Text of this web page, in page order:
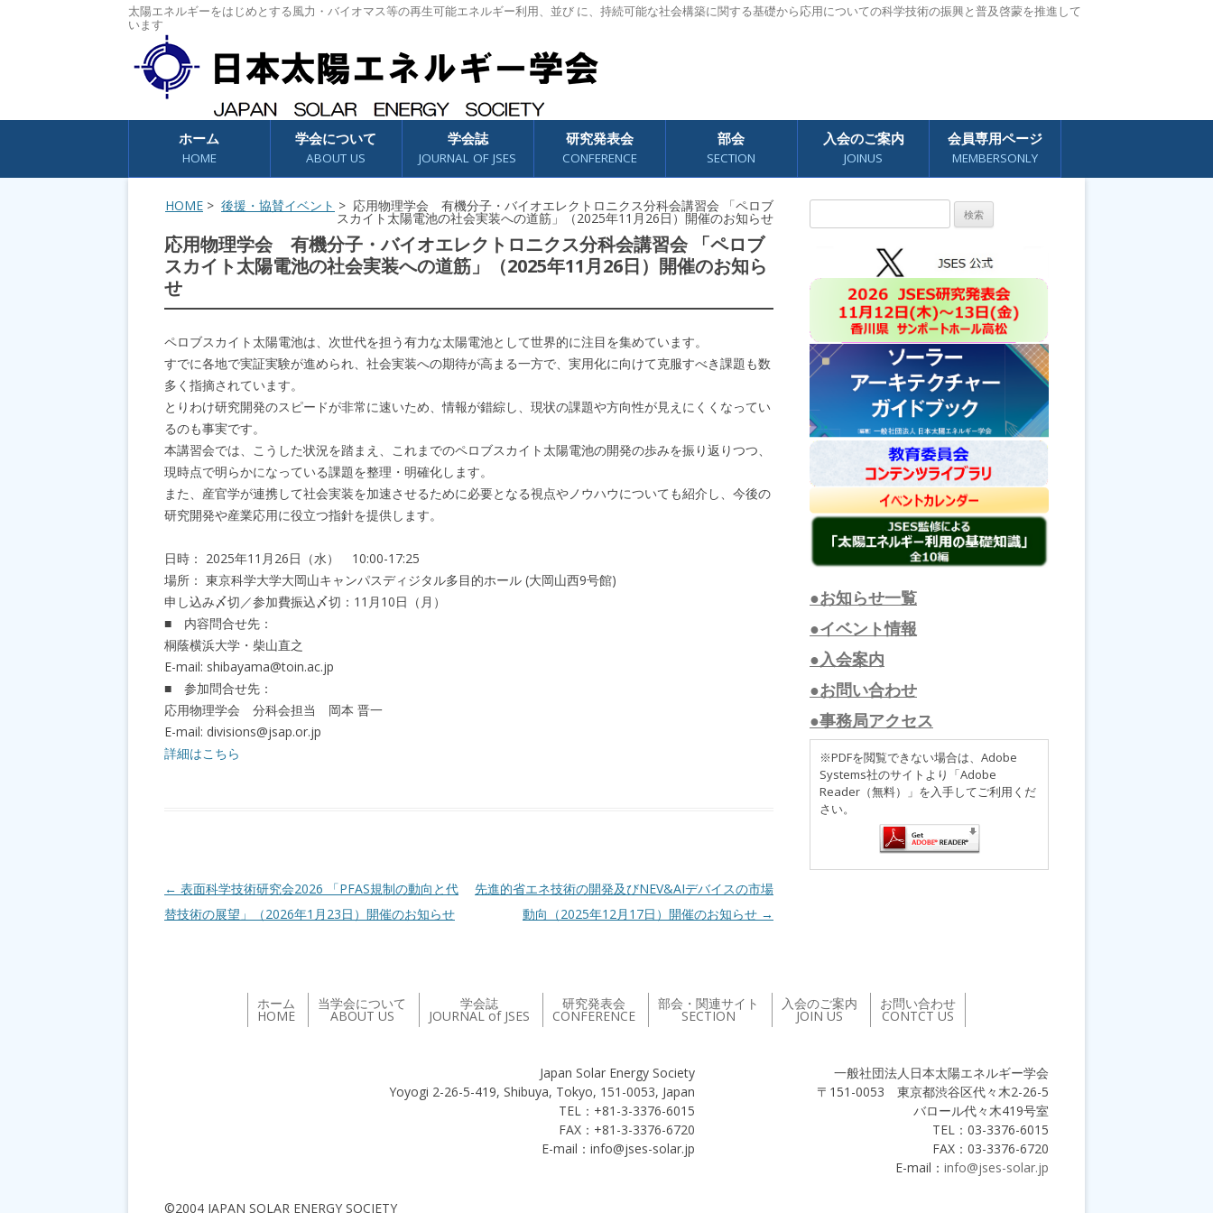
太陽エネルギーをはじめとする風力・バイオマス等の再生可能エネルギー利用、並び に、持続可能な社会構築に関する基礎から応用についての科学技術の振興と普及啓蒙を推進して
います
コンテンツへスキップ
ホーム
HOME
学会について
ABOUT US
学会誌
JOURNAL OF JSES
研究発表会
CONFERENCE
部会
SECTION
入会のご案内
JOINUS
会員専用ページ
MEMBERSONLY
HOME > 後援・協賛イベント > 応用物理学会 有機分子・バイオエレクトロニクス分科会講習会 「ペロブ
スカイト太陽電池の社会実装への道筋」（2025年11月26日）開催のお知らせ
応用物理学会 有機分子・バイオエレクトロニクス分科会講習会 「ペロブ
スカイト太陽電池の社会実装への道筋」（2025年11月26日）開催のお知ら
せ
ペロブスカイト太陽電池は、次世代を担う有力な太陽電池として世界的に注目を集めています。
すでに各地で実証実験が進められ、社会実装への期待が高まる一方で、実用化に向けて克服すべき課題も数
多く指摘されています。
とりわけ研究開発のスピードが非常に速いため、情報が錯綜し、現状の課題や方向性が見えにくくなってい
るのも事実です。
本講習会では、こうした状況を踏まえ、これまでのペロブスカイト太陽電池の開発の歩みを振り返りつつ、
現時点で明らかになっている課題を整理・明確化します。
また、産官学が連携して社会実装を加速させるために必要となる視点やノウハウについても紹介し、今後の
研究開発や産業応用に役立つ指針を提供します。
日時： 2025年11月26日（水） 10:00-17:25
場所： 東京科学大学大岡山キャンパスディジタル多目的ホール (大岡山西9号館)
申し込み〆切／参加費振込〆切：11月10日（月）
■ 内容問合せ先：
桐蔭横浜大学・柴山直之
E-mail: shibayama@toin.ac.jp
■ 参加問合せ先：
応用物理学会 分科会担当 岡本 晋一
E-mail: divisions@jsap.or.jp
詳細はこちら
投稿ナビゲーション
← 表面科学技術研究会2026 「PFAS規制の動向と代
替技術の展望」（2026年1月23日）開催のお知らせ
先進的省エネ技術の開発及びNEV&AIデバイスの市場
動向（2025年12月17日）開催のお知らせ →
索:
●お知らせ一覧
●イベント情報
●入会案内
●お問い合わせ
●事務局アクセス
※PDFを閲覧できない場合は、Adobe
Systems社のサイトより「Adobe
Reader（無料）」を入手してご利用くだ
さい。
ホーム
HOME
当学会について
ABOUT US
学会誌
JOURNAL of JSES
研究発表会
CONFERENCE
部会・関連サイト
SECTION
入会のご案内
JOIN US
お問い合わせ
CONTCT US
一般社団法人日本太陽エネルギー学会
〒151-0053 東京都渋谷区代々木2-26-5
バロール代々木419号室
TEL：03-3376-6015
FAX：03-3376-6720
E-mail： info@jses-solar.jp
Japan Solar Energy Society
Yoyogi 2-26-5-419, Shibuya, Tokyo, 151-0053, Japan
TEL：+81-3-3376-6015
FAX：+81-3-3376-6720
E-mail：info@jses-solar.jp
©2004 JAPAN SOLAR ENERGY SOCIETY